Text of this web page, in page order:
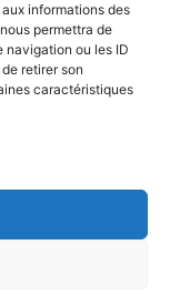
informations des
permettra de
navigation ou les ID
retirer son
caractéristiques
droits réservés.